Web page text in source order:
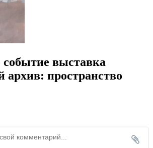
выставка
архив: пространство